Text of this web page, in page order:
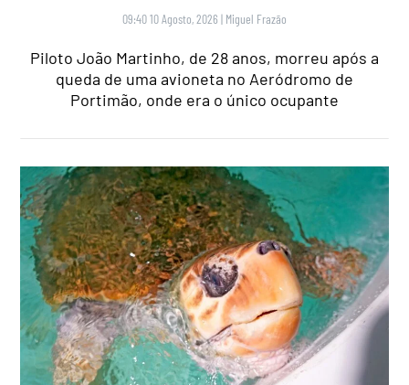
09:40 10 Agosto, 2026 | Miguel Frazão
Piloto João Martinho, de 28 anos, morreu após a
queda de uma avioneta no Aeródromo de
Portimão, onde era o único ocupante